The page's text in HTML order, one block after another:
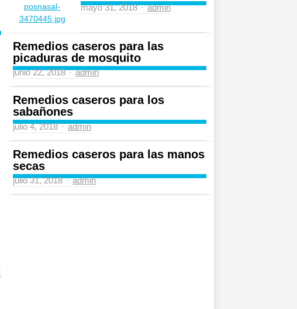
mayo 31, 2018 Author
admin
Remedios caseros para las
picaduras de mosquito
junio 22, 2018 Author
admin
Remedios caseros para los
sabañones
julio 4, 2018 Author
admin
Remedios caseros para las manos
secas
julio 31, 2018 Author
admin